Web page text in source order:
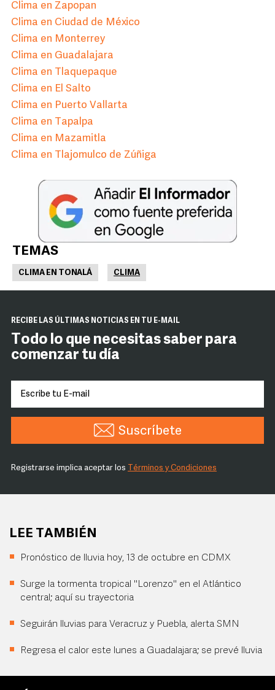
Clima en Zapopan
Clima en Ciudad de México
Clima en Monterrey
Clima en Guadalajara
Clima en Tlaquepaque
Clima en El Salto
Clima en Puerto Vallarta
Clima en Tapalpa
Clima en Mazamitla
Clima en Tlajomulco de Zúñiga
TEMAS
CLIMA EN TONALÁ CLIMA
RECIBE LAS ÚLTIMAS NOTICIAS EN TU E-MAIL
Todo lo que necesitas saber para
comenzar tu día
Suscríbete
Registrarse implica aceptar los Términos y Condiciones
LEE TAMBIÉN
Pronóstico de lluvia hoy, 13 de octubre en CDMX
Surge la tormenta tropical "Lorenzo" en el Atlántico
central; aquí su trayectoria
Seguirán lluvias para Veracruz y Puebla, alerta SMN
Regresa el calor este lunes a Guadalajara; se prevé lluvia